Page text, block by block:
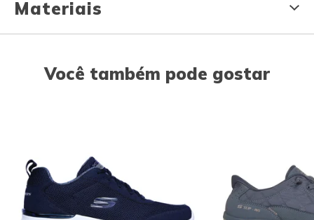
Materiais
Você também pode gostar